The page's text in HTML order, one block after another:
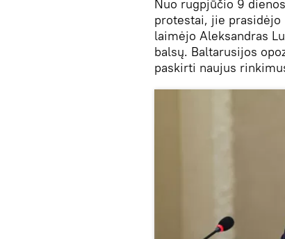
Nuo rugpjūčio 9
protestai, jie
laimėjo Aleksandras
balsų. Baltarusijos
paskirti naujus